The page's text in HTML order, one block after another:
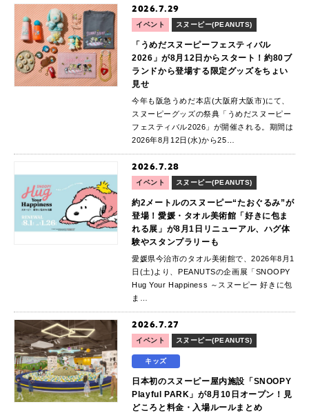
2026.7.29
イベント スヌーピー(PEANUTS)
「うめだスヌーピーフェスティバル
2026」が8月12日からスタート！約80ブ
ランドから登場する限定グッズをちょい
見せ
今年も阪急うめだ本店(大阪府大阪市)にて、
スヌーピーグッズの祭典「うめだスヌーピー
フェスティバル2026」が開催される。期間は
2026年8月12日(水)から25…
2026.7.28
イベント スヌーピー(PEANUTS)
約2メートルのスヌーピー“たおぐるみ”が
登場！愛媛・タオル美術館「好きに包ま
れる展」が8月1日リニューアル、ハグ体
験やスタンプラリーも
愛媛県今治市のタオル美術館で、2026年8月1
日(土)より、PEANUTSの企画展「SNOOPY
Hug Your Happiness ～スヌーピー 好きに包
ま…
2026.7.27
イベント スヌーピー(PEANUTS)
キッズ
日本初のスヌーピー屋内施設「SNOOPY
Playful PARK」が8月10日オープン！見
どころと料金・入場ルールまとめ